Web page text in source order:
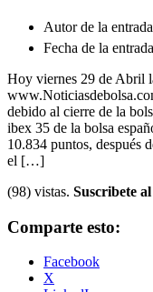
Autor de la entrada
Fecha de la entrada
Hoy viernes 29 de Abril
debido al cierre de la
ibex 35 de la bolsa
10.834 puntos, después
el […]
(98) vistas. Suscribete
Comparte esto:
Facebook
X